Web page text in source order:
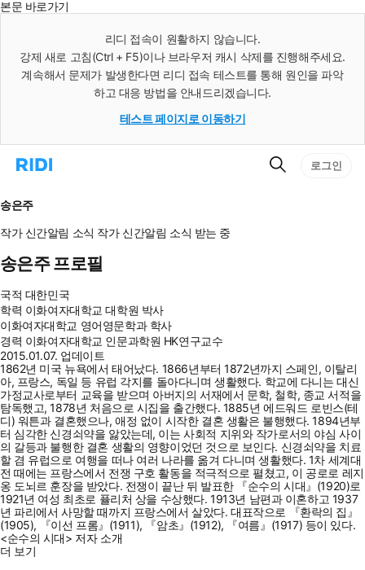
본문 바로가기
리디 접속이 원활하지 않습니다.
강제 새로 고침(Ctrl + F5)이나 브라우저 캐시 삭제를 진행해주세요.
계속해서 문제가 발생한다면 리디 접속 테스트를 통해 원인을 파악
하고 대응 방법을 안내드리겠습니다.
테스트 페이지로 이동하기
리
으
로
이
동
검
로그인
송은주
작가 신간알림 소식 작가 신간알림 소식 받는 중
송은주 프로필
국적 대한민국
학력 이화여자대학교 대학원 박사
이화여자대학교 영어영문학과 학사
경력 이화여자대학교 인문과학원 HK연구교수
2015.01.07. 업데이트
1862년 미국 뉴욕에서 태어났다. 1866년부터 1872년까지 스페인, 이탈리
아, 프랑스, 독일 등 유럽 각지를 돌아다니며 생활했다. 학교에 다니는 대신
가정교사로부터 교육을 받으며 아버지의 서재에서 문학, 철학, 종교 서적을
탐독했고, 1878년 처음으로 시집을 출간했다. 1885년 에드워드 로빈스(테
디) 워튼과 결혼했으나, 애정 없이 시작한 결혼 생활은 불행했다. 1894년부
터 심각한 신경쇠약을 앓았는데, 이는 사회적 지위와 작가로서의 야심 사이
의 갈등과 불행한 결혼 생활의 영향이었던 것으로 보인다. 신경쇠약을 치료
할 겸 유럽으로 여행을 떠나 여러 나라를 옮겨 다니며 생활했다. 1차 세계대
전 때에는 프랑스에서 전쟁 구호 활동을 적극적으로 펼쳤고, 이 공로로 레지
옹 도뇌르 훈장을 받았다. 전쟁이 끝난 뒤 발표한 『순수의 시대』(1920)로
1921년 여성 최초로 퓰리처 상을 수상했다. 1913년 남편과 이혼하고 1937
년 파리에서 사망할 때까지 프랑스에서 살았다. 대표작으로 『환락의 집』
(1905), 『이선 프롬』(1911), 『암초』(1912), 『여름』(1917) 등이 있다.
<순수의 시대> 저자 소개
더 보기